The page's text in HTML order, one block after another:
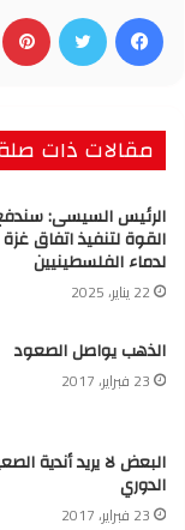
فيسبوك تويتر
مقالات ذات
الرئيس السيسى:
القوة لتنفيذ اتفاق
لدماء الفلسطينيين
22 يناير، 2025
الذهب يواصل الصعود
23 فبراير، 2017
البعض لا يريد أندية
الدوري
23 فبراير، 2017